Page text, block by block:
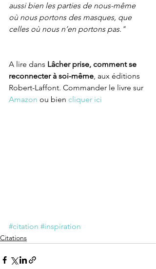
aussi bien les parties de nous-même
où nous portons des masques, que
celles où nous n’en portons pas."
A lire dans Lâcher prise, comment se
reconnecter à soi-même , aux éditions
Robert-Laffont. Commander le livre sur
Amazon ou bien cliquer ici
#citation #inspiration
Citations